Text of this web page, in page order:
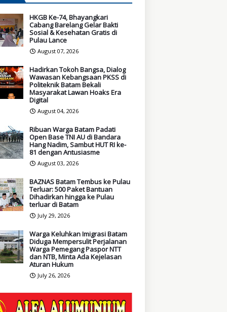
HKGB Ke-74, Bhayangkari
Cabang Barelang Gelar Bakti
Sosial & Kesehatan Gratis di
Pulau Lance
August 07, 2026
Hadirkan Tokoh Bangsa, Dialog
Wawasan Kebangsaan PKSS di
Politeknik Batam Bekali
Masyarakat Lawan Hoaks Era
Digital
August 04, 2026
Ribuan Warga Batam Padati
Open Base TNI AU di Bandara
Hang Nadim, Sambut HUT RI ke-
81 dengan Antusiasme
August 03, 2026
BAZNAS Batam Tembus ke Pulau
Terluar: 500 Paket Bantuan
Dihadirkan hingga ke Pulau
terluar di Batam
July 29, 2026
Warga Keluhkan Imigrasi Batam
Diduga Mempersulit Perjalanan
Warga Pemegang Paspor NTT
dan NTB, Minta Ada Kejelasan
Aturan Hukum
July 26, 2026